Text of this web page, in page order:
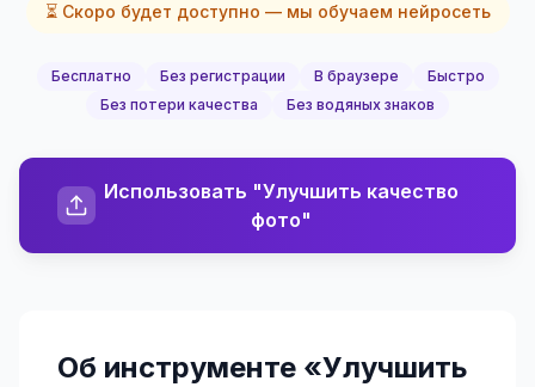
⏳ Скоро будет доступно — мы обучаем нейросеть
Бесплатно Без регистрации В браузере
Быстро
Без потери качества
Без водяных знаков
Использовать "Улучшить качество
фото"
Об инструменте «Улучшить